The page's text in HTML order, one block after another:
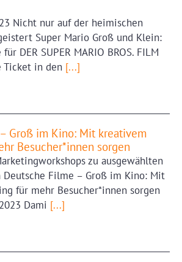
Nicht nur auf der heimischen
Super Mario Groß und Klein:
DER SUPER MARIO BROS. FILM
in den[...]
Groß im Kino: Mit kreativem
Besucher*innen sorgen
zu ausgewählten
Filme – Groß im Kino: Mit
für mehr Besucher*innen sorgen
Dami [...]